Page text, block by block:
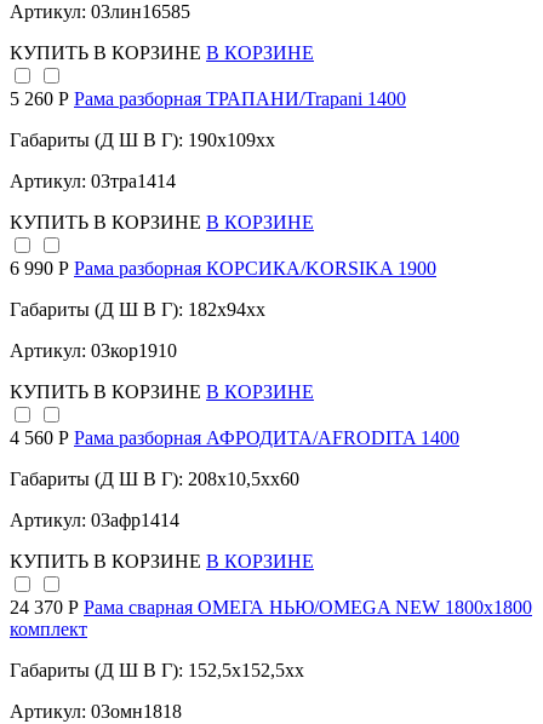
Артикул: 03лин16585
КУПИТЬ В КОРЗИНЕ В КОРЗИНЕ
5 260 Р Рама разборная ТРАПАНИ/Trapani 1400
Габариты (Д Ш В Г): 190x109xx
Артикул: 03тра1414
КУПИТЬ В КОРЗИНЕ В КОРЗИНЕ
6 990 Р Рама разборная КОРСИКА/KORSIKA 1900
Габариты (Д Ш В Г): 182x94xx
Артикул: 03кор1910
КУПИТЬ В КОРЗИНЕ В КОРЗИНЕ
4 560 Р Рама разборная АФРОДИТА/AFRODITA 1400
Габариты (Д Ш В Г): 208x10,5xx60
Артикул: 03афр1414
КУПИТЬ В КОРЗИНЕ В КОРЗИНЕ
24 370 Р Рама сварная ОМЕГА НЬЮ/OMEGA NEW 1800х1800
комплект
Габариты (Д Ш В Г): 152,5x152,5xx
Артикул: 03омн1818